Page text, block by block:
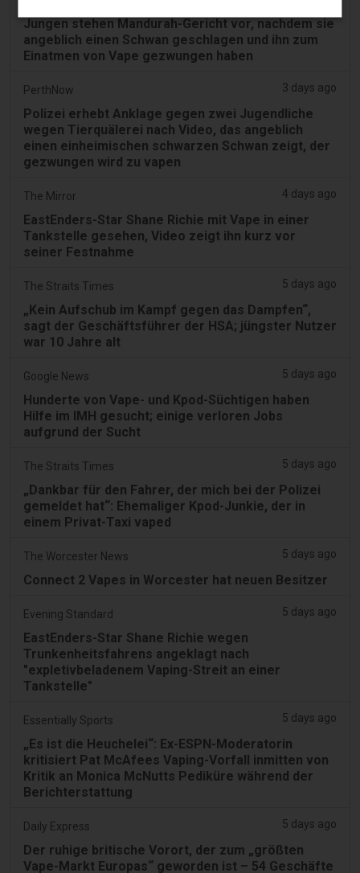
Jungen stehen Mandurah-Gericht vor, nachdem sie
angeblich einen Schwan geschlagen und ihn zum
Einatmen von Vape gezwungen haben
PerthNow 3 days ago
Polizei erhebt Anklage gegen zwei Jugendliche
wegen Tierquälerei nach Video, das angeblich
einen einheimischen schwarzen Schwan zeigt, der
gezwungen wird zu vapen
The Mirror 4 days ago
EastEnders-Star Shane Richie mit Vape in einer
Tankstelle gesehen, Video zeigt ihn kurz vor
seiner Festnahme
The Straits Times 5 days ago
„Kein Aufschub im Kampf gegen das Dampfen“,
sagt der Geschäftsführer der HSA; jüngster Nutzer
war 10 Jahre alt
Google News 5 days ago
Hunderte von Vape- und Kpod-Süchtigen haben
Hilfe im IMH gesucht; einige verloren Jobs
aufgrund der Sucht
The Straits Times 5 days ago
„Dankbar für den Fahrer, der mich bei der Polizei
gemeldet hat“: Ehemaliger Kpod-Junkie, der in
einem Privat-Taxi vaped
The Worcester News 5 days ago
Connect 2 Vapes in Worcester hat neuen Besitzer
Evening Standard 5 days ago
EastEnders-Star Shane Richie wegen
Trunkenheitsfahrens angeklagt nach
"expletivbeladenem Vaping-Streit an einer
Tankstelle"
Essentially Sports 5 days ago
„Es ist die Heuchelei“: Ex-ESPN-Moderatorin
kritisiert Pat McAfees Vaping-Vorfall inmitten von
Kritik an Monica McNutts Pediküre während der
Berichterstattung
Daily Express 5 days ago
Der ruhige britische Vorort, der zum „größten
Vape-Markt Europas“ geworden ist – 54 Geschäfte